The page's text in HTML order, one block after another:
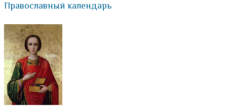
Православный календарь